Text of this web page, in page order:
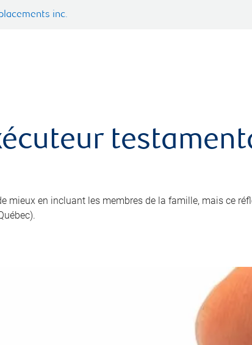
inc.
mieux en incluant les membres de la famille, mais ce